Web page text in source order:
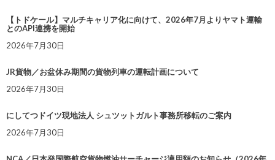
【トドケール】マルチキャリア化に向けて、2026年7月よりヤマト運輸
とのAPI連携を開始
2026年7月30日
JR貨物／お盆休み期間の貨物列車の運転計画について
2026年7月30日
にしてつドイツ現地法人 シュツットガルト事務所移転のご案内
2026年7月30日